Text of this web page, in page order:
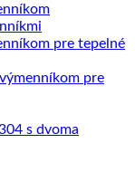
pre tepelné
pre
s dvoma